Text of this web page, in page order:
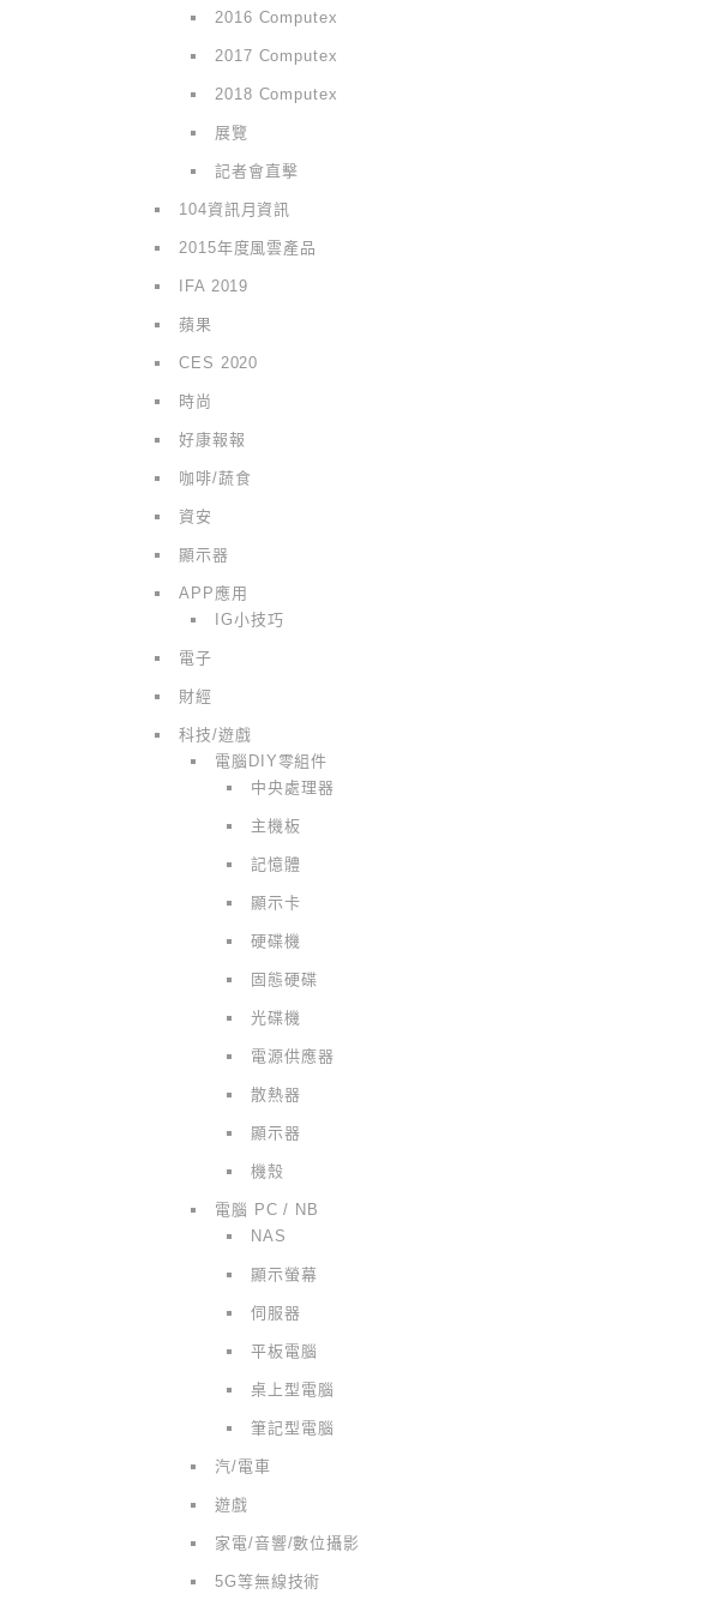
2016 Computex
2017 Computex
2018 Computex
展覽
記者會直擊
104資訊月資訊
2015年度風雲產品
IFA 2019
蘋果
CES 2020
時尚
好康報報
咖啡/蔬食
資安
顯示器
APP應用
IG小技巧
電子
財經
科技/遊戲
電腦DIY零組件
中央處理器
主機板
記憶體
顯示卡
硬碟機
固態硬碟
光碟機
電源供應器
散熱器
顯示器
機殼
電腦 PC / NB
NAS
顯示螢幕
伺服器
平板電腦
桌上型電腦
筆記型電腦
汽/電車
遊戲
家電/音響/數位攝影
5G等無線技術